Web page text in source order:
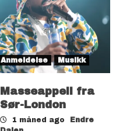
Anmeldelse Musikk
Masseappell fra
Sør-London
1 måned ago
Endre